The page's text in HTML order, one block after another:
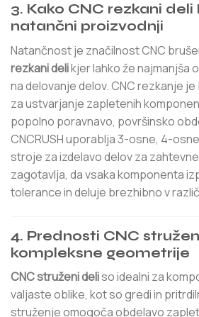
3. Kako CNC rezkani deli
natančni proizvodnji
Natančnost je značilnost CNC
rezkani delikjer lahko že najmanjša
na delovanje delov. CNC rezkanje
za ustvarjanje zapletenih
popolno poravnavo, površinsko
CNCRUSH uporablja 3-osne, 4-
stroje za izdelavo delov za
zagotavlja, da vsaka komponenta
tolerance in deluje brezhibno v
4. Prednosti CNC
kompleksne geometrije
CNC struženi deliso idealni za
valjaste oblike, kot so gredi in
struženje omogoča obdelavo